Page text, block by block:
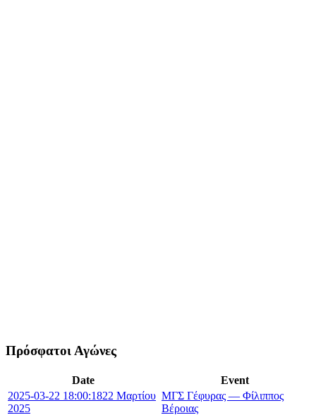
Πρόσφατοι Αγώνες
Date
Event
2025-03-22 18:00:1822 Μαρτίου
2025
ΜΓΣ Γέφυρας — Φίλιππος
Βέροιας